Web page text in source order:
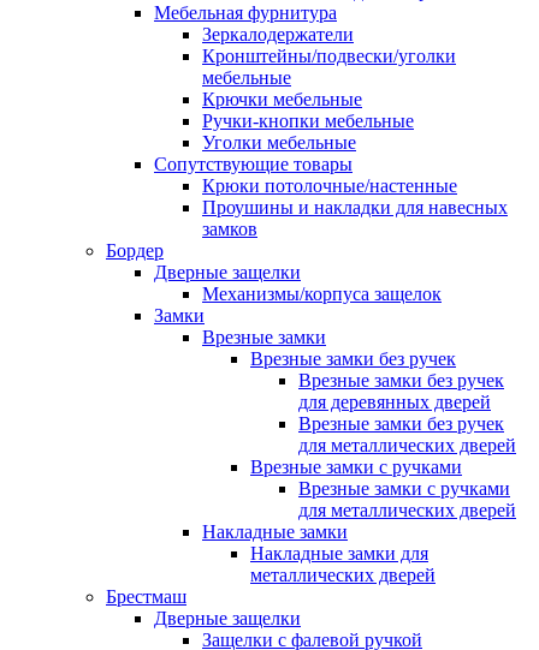
Мебельная фурнитура
Зеркалодержатели
Кронштейны/подвески/уголки
мебельные
Крючки мебельные
Ручки-кнопки мебельные
Уголки мебельные
Сопутствующие товары
Крюки потолочные/настенные
Проушины и накладки для навесных
замков
Бордер
Дверные защелки
Механизмы/корпуса защелок
Замки
Врезные замки
Врезные замки без ручек
Врезные замки без ручек
для деревянных дверей
Врезные замки без ручек
для металлических дверей
Врезные замки с ручками
Врезные замки с ручками
для металлических дверей
Накладные замки
Накладные замки для
металлических дверей
Брестмаш
Дверные защелки
Защелки с фалевой ручкой